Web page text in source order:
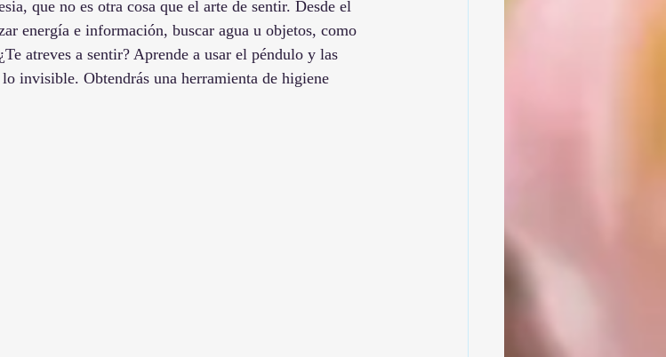
que no es otra cosa que el arte de sentir. Desde el
energía e información, buscar agua u objetos, como
atreves a sentir? Aprende a usar el péndulo y las
invisible. Obtendrás una herramienta de higiene